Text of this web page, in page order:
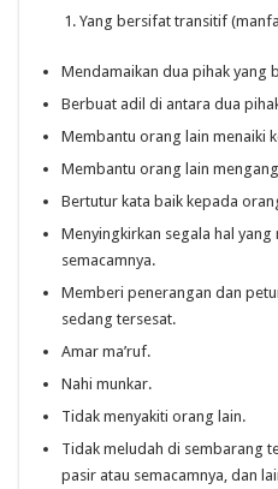
Yang bersifat transitif
Mendamaikan dua pihak yang
Berbuat adil di antara dua
Membantu orang lain menaiki
Membantu orang lain
Bertutur kata baik kepada
Menyingkirkan segala hal
semacamnya.
Memberi penerangan dan
sedang tersesat.
Amar ma’ruf.
Nahi munkar.
Tidak menyakiti orang lain.
Tidak meludah di sembarang
pasir atau semacamnya, dan